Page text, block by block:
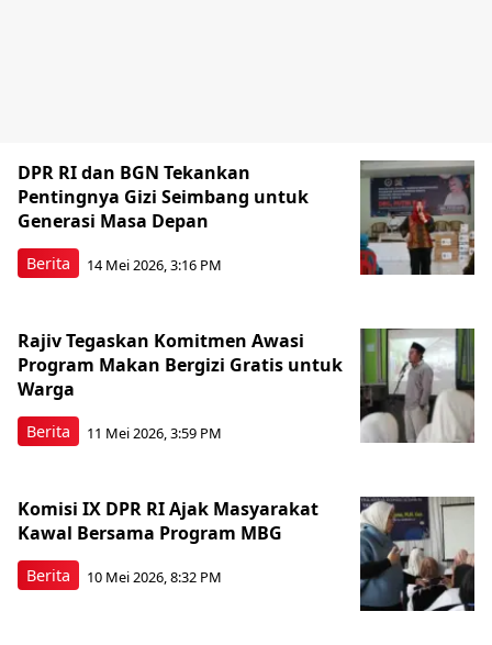
Berita
DPR RI dan BGN Tekankan
Pentingnya Gizi Seimbang untuk
Generasi Masa Depan
14 Mei 2026, 3:16 PM
Berita
Rajiv Tegaskan Komitmen Awasi
Program Makan Bergizi Gratis untuk
Warga
11 Mei 2026, 3:59 PM
Berita
Komisi IX DPR RI Ajak Masyarakat
Kawal Bersama Program MBG
10 Mei 2026, 8:32 PM